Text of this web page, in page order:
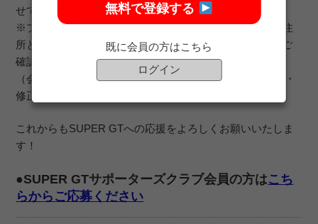
せていただきます。
※プレゼントの送り先は、6月8日（月）時点でご登録の住
所とさせていただきます。ご登録のご住所をあらかじめご
確認ください。
（会員専用WEBサイト内「アカウント設定」よりご確認・
修正いただけます。）
これからもSUPER GTへの応援をよろしくお願いいたしま
す！
●SUPER GTサポーターズクラブ会員の方はこち
らからご応募ください
無料で登録する
既に会員の方はこちら
ログイン